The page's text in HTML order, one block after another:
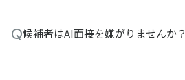
Q候補者はAI面接を嫌がりませんか？